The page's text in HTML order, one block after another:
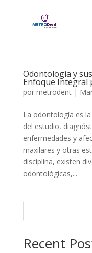
Odontología y
Enfoque Integral
por metrodent|
La odontología es
del estudio,
enfermedades y
maxilares y otras
disciplina, existen
odontológicas,...
Recent